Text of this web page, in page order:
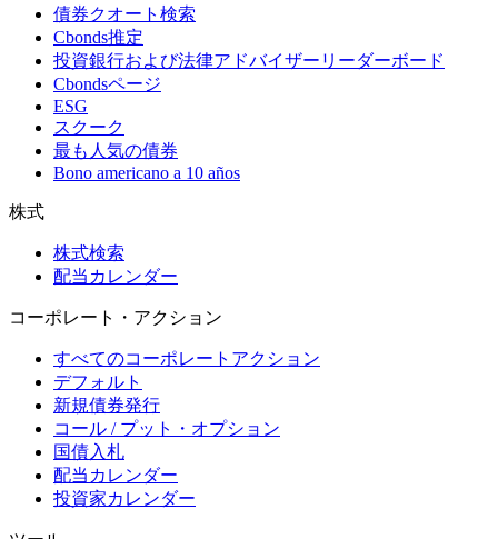
債券クオート検索
Cbonds推定
投資銀行および法律アドバイザーリーダーボード
Cbondsページ
ESG
スクーク
最も人気の債券
Bono americano a 10 años
株式
株式検索
配当カレンダー
コーポレート・アクション
すべてのコーポレートアクション
デフォルト
新規債券発行
コール / プット・オプション
国債入札
配当カレンダー
投資家カレンダー